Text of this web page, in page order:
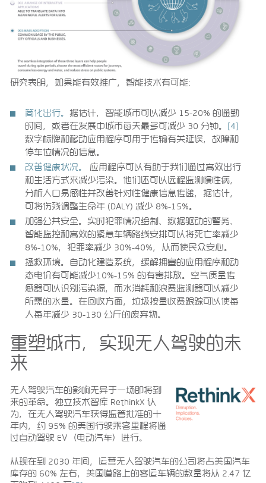
研究表明，如果能有效推广，智能技术有可能：
简化出行。 据估计，智能城市可以减少 15-20% 的通勤
时间，或者在发展中城市每天最多可减少 30 分钟。
[4]
数字标牌和移动应用程序可用于传输有关延误，故障和
停车位情况的信息。
改善健康状况。 应用程序可以有助于我们通过高效出行
和生活方式来减少污染。他们还可以远程监测慢性病，
分析人口易感性并改善针对性健康信息传递，据估计，
可将伤残调整生命年 (DALY) 减少 8%-15%。
加强公共安全。实时犯罪情况绘制、数据驱动的警务、
智能监控和高效的紧急车辆路线安排可以将死亡率减少
8%-10%，犯罪率减少 30%-40%，从而使民众安心。
拯救环境。自动化建造系统，缓解拥塞的应用程序和动
态电价有可能减少10%-15% 的有害排放。空气质量传
感器可以识别污染源，而水消耗和浪费监测器可以减少
所需的水量。在回收方面，垃圾按量收费跟踪可以使每
人每年减少 30-130 公斤的废弃物。
重塑城市，实现无人驾驶的未
来
无人驾驶汽车的影响无异于一场即将到
来的革命。独立技术智库 RethinkX 认
为，在无人驾驶汽车获得监管批准的十
年内，约 95% 的美国行驶乘客里程将通
过自动驾驶 EV（电动汽车）进行。
从现在到 2030 年间，运营无人驾驶汽车的公司将占美国汽车
库存的 60% 左右，美国道路上的客运车辆的数量将从 2.47 亿